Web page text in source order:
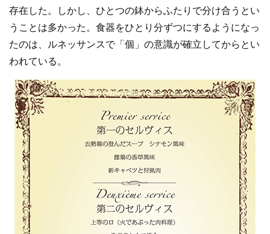
存在した。しかし、ひとつの鉢からふたりで分け合うとい
うことは多かった。食器をひとり分ずつにするようになっ
たのは、ルネッサンスで「個」の意識が確立してからとい
われている。